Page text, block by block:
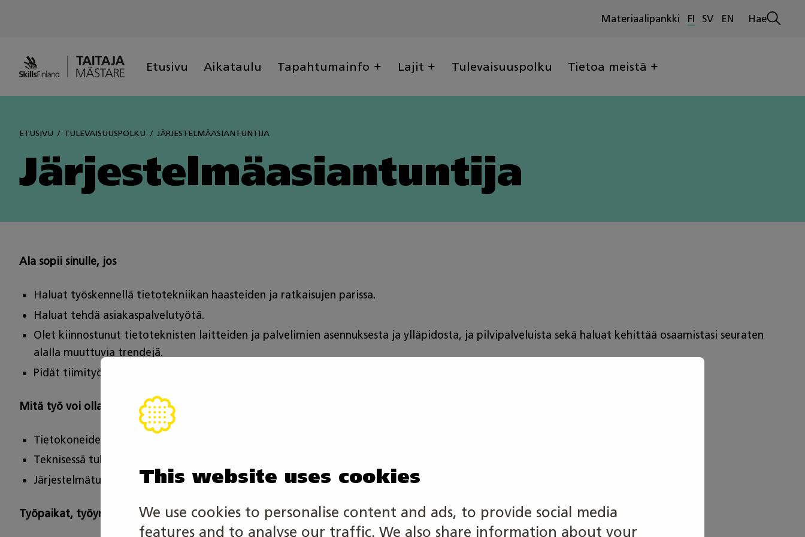
This website uses cookies
We use cookies to personalise content and ads, to provide social media
features and to analyse our traffic. We also share information about your
Materiaalipankki FI SV EN
Avaa
Hae
Etusivu Aikataulu Tapahtumainfo Lajit Tulevaisuuspolku Tietoa meistä
ETUSIVU TULEVAISUUSPOLKU JÄRJESTELMÄASIANTUNTIJA
Järjestelmäasiantuntija
Ala sopii sinulle, jos
Haluat työskennellä tietotekniikan haasteiden ja ratkaisujen parissa.
Haluat tehdä asiakaspalvelutyötä.
Olet kiinnostunut tietoteknisten laitteiden ja palvelimien asennuksesta ja ylläpidosta, ja pilvipalveluista sekä haluat kehittää osaamistasi seuraten
alalla muuttuvia trendejä.
Pidät tiimityöskentelystä sekä ongelmien ratkaisemisesta
Mitä työ voi olla?
Tietokoneiden korjaus- ja huolto työtehtävät sekä tietokonelaitteiden asennukset asiakkaalle
Teknisessä tukipalvelussa toimiminen (Service Desk) eli käyttäjien IT-tukitehtävät (lähi- ja etätuki)
Järjestelmätuessa toimiminen (työasema-, palvelin- ja pilvipohjaiset ympäristöt sekä palvelut)
Työpaikat, työympäristö ja alueellisuus?